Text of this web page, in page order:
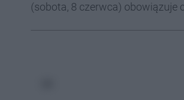
(sobota, 8 czerwca) obowiązuje